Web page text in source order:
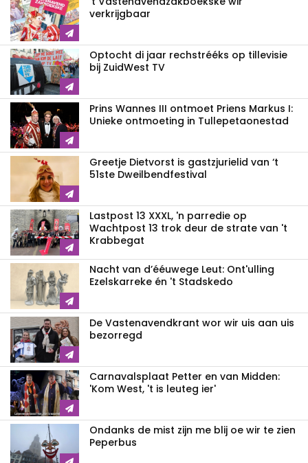
verkrijgbaar
Optocht di jaar rechstrééks op tillevisie
bij ZuidWest TV
Prins Wannes III ontmoet Priens Markus I:
Unieke ontmoeting in Tullepetaonestad
Greetje Dietvorst is gastzjurielid van ‘t
51ste Dweilbendfestival
Lastpost 13 XXXL, 'n parredie op
Wachtpost 13 trok deur de strate van 't
Krabbegat
Nacht van d’ééuwege Leut: Ont'ulling
Ezelskarreke én 't Stadskedo
De Vastenavendkrant wor wir uis aan uis
bezorregd
Carnavalsplaat Petter en van Midden:
'Kom West, 't is leuteg ier'
Ondanks de mist zijn me blij oe wir te zien
Peperbus